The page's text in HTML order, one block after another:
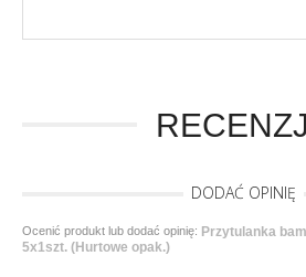
DODAĆ OPINIĘ
Ocenić produkt lub dodać opinię: Przytulanka
5x1szt. (Hurtowe opak.)